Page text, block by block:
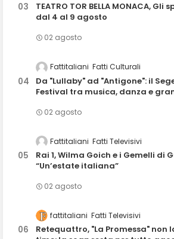
TEATRO TOR BELLA MONACA,
dal 4 al 9 agosto
02 agosto
Fattitaliani Fatti Culturali
Da "Lullaby" ad "Antigone": il
Festival tra musica, danza e
02 agosto
Fattitaliani Fatti Televisivi
Rai 1, Wilma Goich e i Gemelli di
“Un’estate italiana”
02 agosto
fattitaliani Fatti Televisivi
Retequattro, "La Promessa" non